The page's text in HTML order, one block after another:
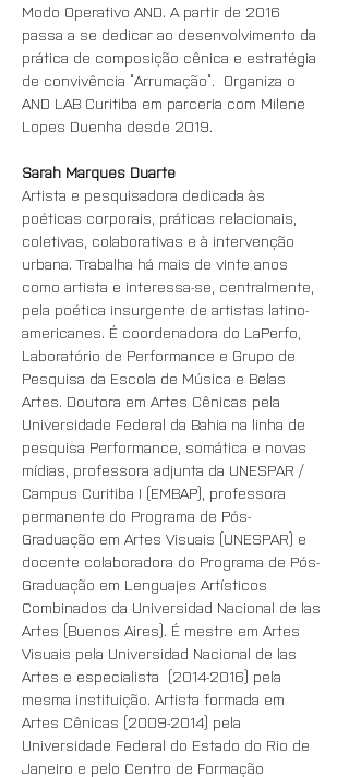
Modo Operativo AND. A partir de 2016
passa a se dedicar ao desenvolvimento da
prática de composição cênica e estratégia
de convivência “Arrumação”.  Organiza o
AND LAB Curitiba em parceria com Milene
Lopes Duenha desde 2019.
Sarah Marques Duarte
Artista e pesquisadora dedicada às
poéticas corporais, práticas relacionais,
coletivas, colaborativas e à intervenção
urbana. Trabalha há mais de vinte anos
como artista e interessa-se, centralmente,
pela poética insurgente de artistas latino-
americanes. É coordenadora do LaPerfo,
Laboratório de Performance e Grupo de
Pesquisa da Escola de Música e Belas
Artes. Doutora em Artes Cênicas pela
Universidade Federal da Bahia na linha de
pesquisa Performance, somática e novas
mídias, professora adjunta da UNESPAR /
Campus Curitiba I (EMBAP), professora
permanente do Programa de Pós-
Graduação em Artes Visuais (UNESPAR) e
docente colaboradora do Programa de Pós-
Graduação em Lenguajes Artísticos
Combinados da Universidad Nacional de las
Artes (Buenos Aires). É mestre em Artes
Visuais pela Universidad Nacional de las
Artes e especialista  (2014-2016) pela
mesma instituição. Artista formada em
Artes Cênicas (2009-2014) pela
Universidade Federal do Estado do Rio de
Janeiro e pelo Centro de Formação